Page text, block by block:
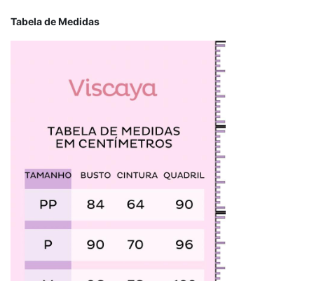
Tabela de Medidas